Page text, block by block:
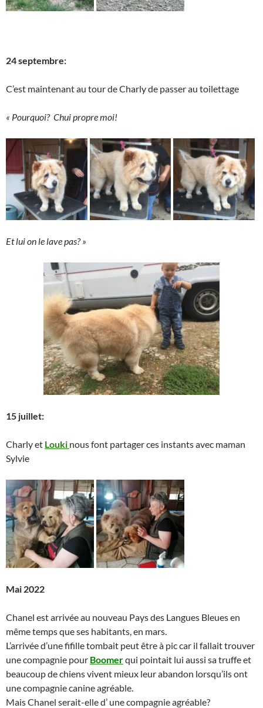
24 septembre:
C’est maintenant au tour de Charly de passer au toilettage
« Pourquoi? Chui propre moi!
Et lui on le lave pas? »
15 juillet:
Charly et Louki nous font partager ces instants avec maman
Sylvie
Mai 2022
Chanel est arrivée au nouveau Pays des Langues Bleues en
même temps que ses habitants, en mars.
L’arrivée d’une fifille tombait peut être à pic car il fallait trouver
une compagnie pour Boomerqui pointait lui aussi sa truffe et
beaucoup de chiens vivent mieux leur abandon lorsqu’ils ont
une compagnie canine agréable.
Mais Chanel serait-elle d’ une compagnie agréable?